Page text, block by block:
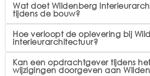
Wat doet Wildenberg
tijdens de bouw?
Hoe verloopt de oplevering bij
interieurarchitectuur?
Kan een opdrachtgever tijdens
wijzigingen doorgeven aan